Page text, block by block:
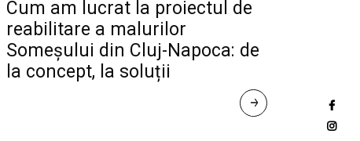
Cum am lucrat la proiectul de
reabilitare a malurilor
Someșului din Cluj-Napoca: de
la concept, la soluții
R